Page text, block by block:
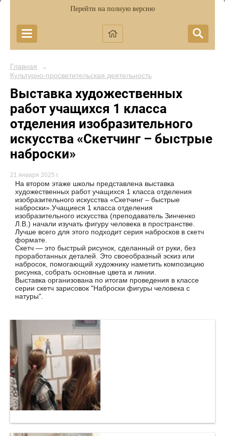
Перейти на полную версию
Главная →
Культурно-просветительская деятельность
Выставка художественных
работ учащихся 1 класса
отделения изобразительного
искусства «Скетчинг – быстрые
наброски»
21 января 2025 г.
На втором этаже школы представлена выставка
художественных работ учащихся 1 класса отделения
изобразительного искусства «Скетчинг – быстрые
наброски».Учащиеся 1 класса отделения
изобразительного искусства (преподаватель Зинченко
Л.В.) начали изучать фигуру человека в пространстве.
Лучше всего для этого подходит серия набросков в скетч
формате.
Скетч — это быстрый рисунок, сделанный от руки, без
проработанных деталей. Это своеобразный эскиз или
набросок, помогающий художнику наметить композицию
рисунка, собрать основные цвета и линии.
Выставка организована по итогам проведения в классе
серии скетч зарисовок "Наброски фигуры человека с
натуры".